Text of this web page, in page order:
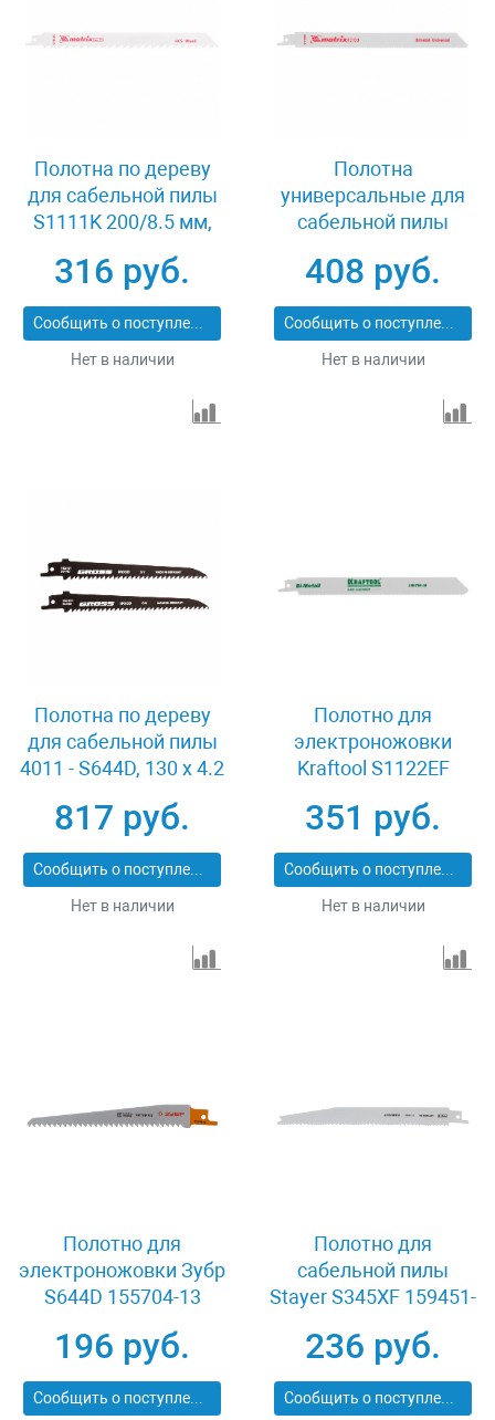
Полотна по дереву
для сабельной пилы
S1111K 200/8.5 мм,
782012
316 руб.
Сообщить о поступлении
Нет в наличии
Полотна
универсальные для
сабельной пилы
мм, Bimetal, 2 шт, Pro
Matrix 782002
408 руб.
Сообщить о поступлении
Нет в наличии
Полотна по дереву
для сабельной пилы
4011 - S644D, 130 x 4.2
шт Gross 782101
817 руб.
Сообщить о поступлении
Нет в наличии
Полотно для
электроножовки
Kraftool S1122EF
351 руб.
Сообщить о поступлении
Нет в наличии
Полотно для
электроножовки Зубр
S644D 155704-13
196 руб.
Сообщить о поступлении
Полотно для
сабельной пилы
Stayer S345XF 159451-
236 руб.
Сообщить о поступлении